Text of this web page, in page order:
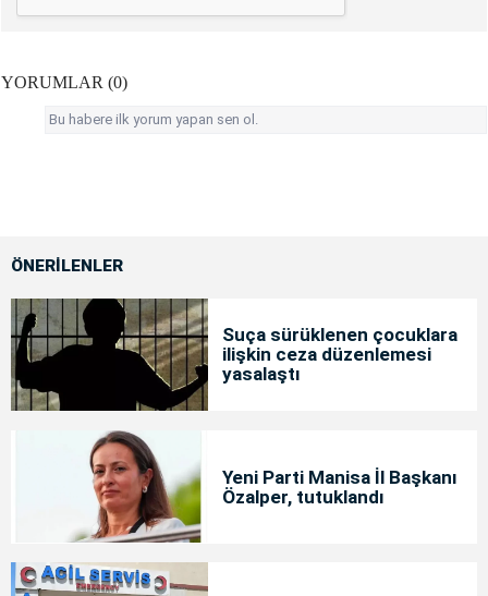
YORUMLAR (0)
Bu habere ilk yorum yapan sen ol.
ÖNERİLENLER
Suça sürüklenen çocuklara
ilişkin ceza düzenlemesi
yasalaştı
Yeni Parti Manisa İl Başkanı
Özalper, tutuklandı